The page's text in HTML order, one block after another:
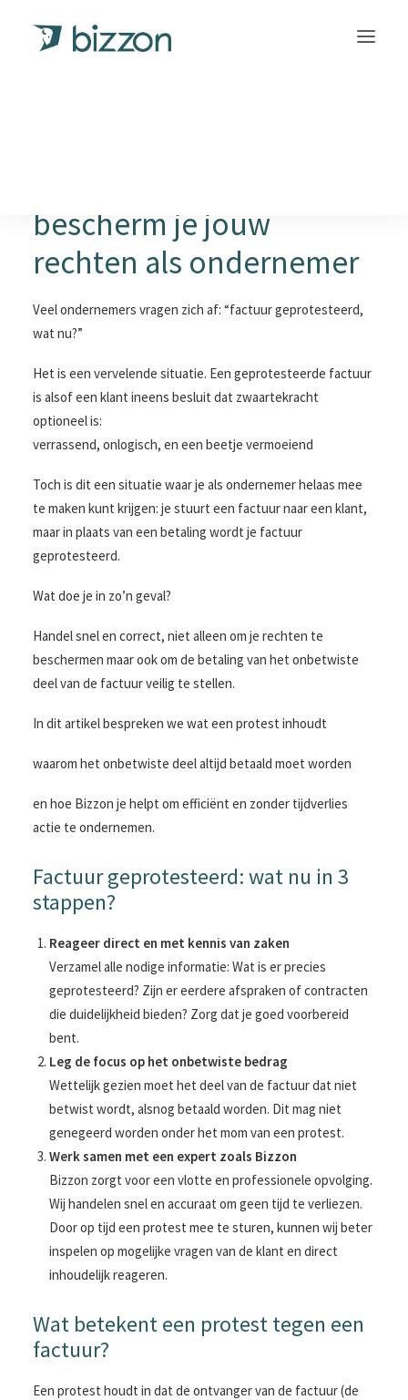
bescherm je jouw
rechten als ondernemer
Veel ondernemers vragen zich af: “factuur geprotesteerd,
wat nu?”
Het is een vervelende situatie. Een geprotesteerde factuur
is alsof een klant ineens besluit dat zwaartekracht
optioneel is:
verrassend, onlogisch, en een beetje vermoeiend
Toch is dit een situatie waar je als ondernemer helaas mee
te maken kunt krijgen: je stuurt een factuur naar een klant,
maar in plaats van een betaling wordt je factuur
geprotesteerd.
Wat doe je in zo’n geval?
Handel snel en correct, niet alleen om je rechten te
beschermen maar ook om de betaling van het onbetwiste
deel van de factuur veilig te stellen.
In dit artikel bespreken we wat een protest inhoudt
waarom het onbetwiste deel altijd betaald moet worden
en hoe Bizzon je helpt om efficiënt en zonder tijdverlies
actie te ondernemen.
Factuur geprotesteerd: wat nu in 3
stappen?
Reageer direct en met kennis van zaken
Verzamel alle nodige informatie: Wat is er precies
geprotesteerd? Zijn er eerdere afspraken of contracten
die duidelijkheid bieden? Zorg dat je goed voorbereid
bent.
Leg de focus op het onbetwiste bedrag
Wettelijk gezien moet het deel van de factuur dat niet
betwist wordt, alsnog betaald worden. Dit mag niet
genegeerd worden onder het mom van een protest.
Werk samen met een expert zoals Bizzon
Bizzon zorgt voor een vlotte en professionele opvolging.
Wij handelen snel en accuraat om geen tijd te verliezen.
Door op tijd een protest mee te sturen, kunnen wij beter
inspelen op mogelijke vragen van de klant en direct
inhoudelijk reageren.
Wat betekent een protest tegen een
factuur?
Een protest houdt in dat de ontvanger van de factuur (de